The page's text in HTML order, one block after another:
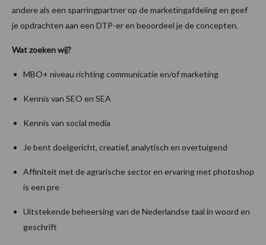
andere als een sparringpartner op de marketingafdeling en geef
je opdrachten aan een DTP-er en beoordeel je de concepten.
Wat zoeken wij?
MBO+ niveau richting communicatie en/of marketing
Kennis van SEO en SEA
Kennis van social media
Je bent doelgericht, creatief, analytisch en overtuigend
Affiniteit met de agrarische sector en ervaring met photoshop
is een pre
Uitstekende beheersing van de Nederlandse taal in woord en
geschrift